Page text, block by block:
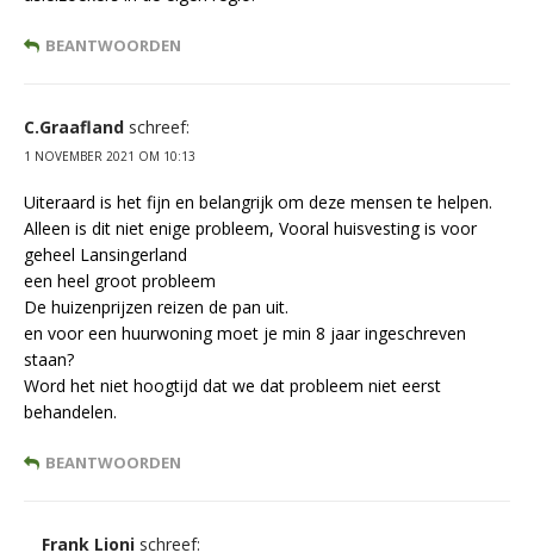
BEANTWOORDEN
C.Graafland schreef:
1 NOVEMBER 2021 OM 10:13
Uiteraard is het fijn en belangrijk om deze mensen te helpen.
Alleen is dit niet enige probleem, Vooral huisvesting is voor
geheel Lansingerland
een heel groot probleem
De huizenprijzen reizen de pan uit.
en voor een huurwoning moet je min 8 jaar ingeschreven
staan?
Word het niet hoogtijd dat we dat probleem niet eerst
behandelen.
BEANTWOORDEN
Frank Lioni schreef: